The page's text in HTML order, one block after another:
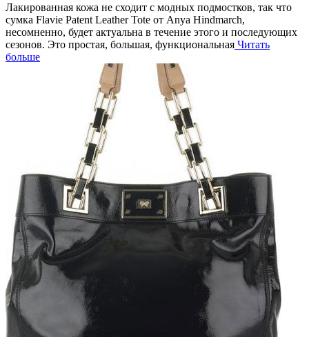
Лакированная кожа не сходит с модных подмостков, так что
сумка Flavie Patent Leather Tote от Anya Hindmarch,
несомненно, будет актуальна в течение этого и последующих
сезонов. Это простая, большая, функциональная Читать
больше